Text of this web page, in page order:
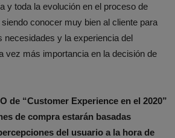
y toda la evolución en el proceso de
conocer muy bien al cliente para
necesidades y la experiencia del
vez más importancia en la decisión de
de “Customer Experience en el 2020”
de compra estarán basadas
del usuario a la hora de